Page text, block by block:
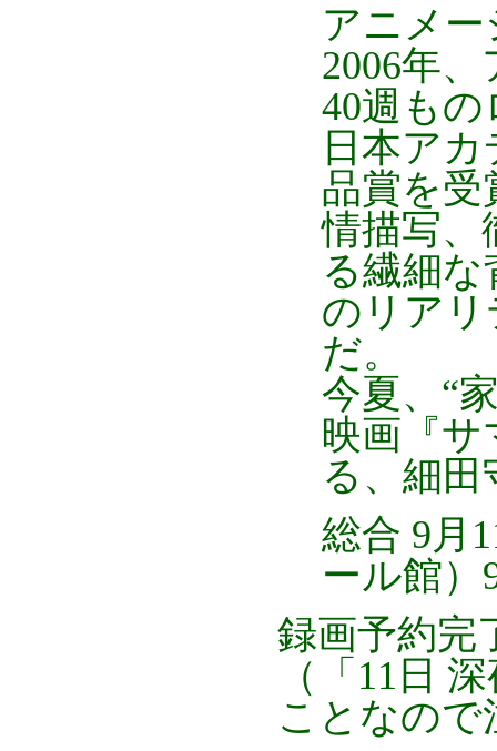
アニメ
2006年
40週も
日本ア
品賞を受
情描写、
る繊細
のリア
だ。
今夏、“
映画『
る、細
総合 9月
ール館）
録画予約完
（「11日
ことなので